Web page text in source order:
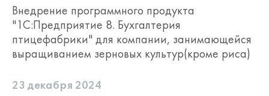
Внедрение программного продукта
"1С:Предприятие 8. Бухгалтерия
птицефабрики" для компании, занимающейся
выращиванием зерновых культур(кроме риса)
23 декабря 2024